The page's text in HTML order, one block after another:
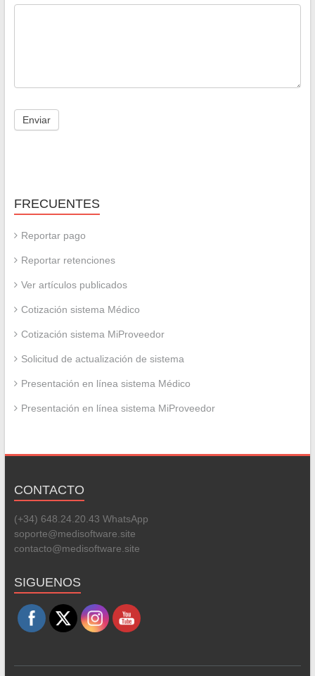
FRECUENTES
Reportar pago
Reportar retenciones
Ver artículos publicados
Cotización sistema Médico
Cotización sistema MiProveedor
Solicitud de actualización de sistema
Presentación en línea sistema Médico
Presentación en línea sistema MiProveedor
CONTACTO
(+34) 648.24.20.43 WhatsApp
soporte@medisoftware.site
contacto@medisoftware.site
SIGUENOS